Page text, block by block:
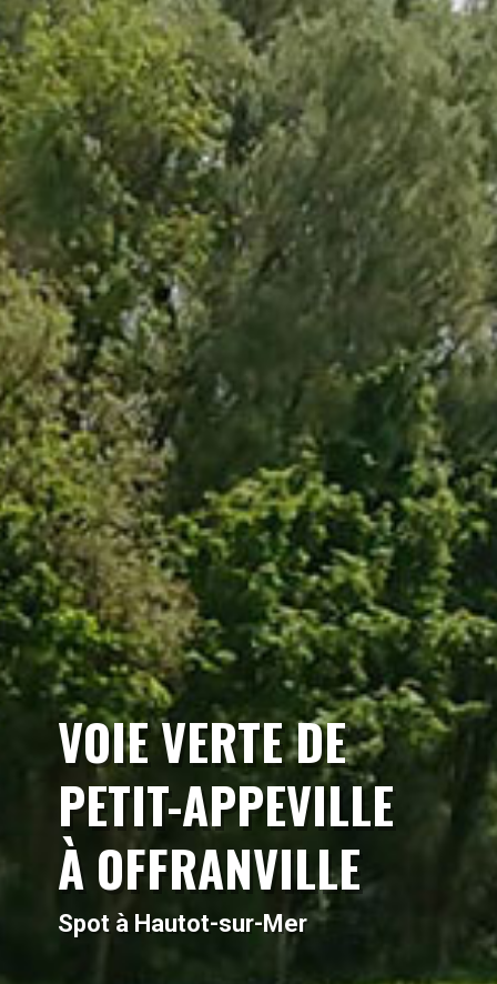
VOIE VERTE DE
PETIT-APPEVILLE
À OFFRANVILLE
Spot à Hautot-sur-Mer